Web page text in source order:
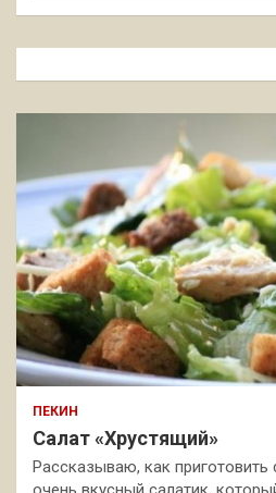
к
ПЕКИН
Салат «Хрустящий»
Рассказываю, как